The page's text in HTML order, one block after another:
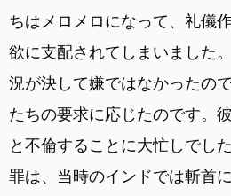
ちはメロメロになって、礼儀
欲に支配されてしまいました
況が決して嫌ではなかったの
たちの要求に応じたのです。
と不倫することに大忙しでし
罪は、当時のインドでは斬首